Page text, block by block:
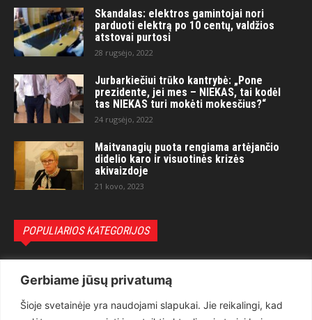
Gerbiame jūsų privatumą
Šioje svetainėje yra naudojami slapukai. Jie reikalingi, kad
Skandalas: elektros gamintojai nori
parduoti elektrą po 10 centų, valdžios
atstovai purtosi
28 rugsėjo, 2022
Jurbarkiečiui trūko kantrybė: „Pone
prezidente, jei mes – NIEKAS, tai kodėl
tas NIEKAS turi mokėti mokesčius?“
24 rugsėjo, 2022
Maitvanagių puota rengiama artėjančio
didelio karo ir visuotinės krizės
akivaizdoje
21 kovo, 2023
POPULIARIOS KATEGORIJOS
Teisėsauga
1497